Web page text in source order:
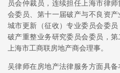
员会仲裁员，连续担任上海市律
会委员、第十一届破产与不良资
城市更新（征收）专业委员会委
破产重整业务研究委员会委员，
上海市工商联房地产商会理事。
吴律师在房地产法律服务方面具